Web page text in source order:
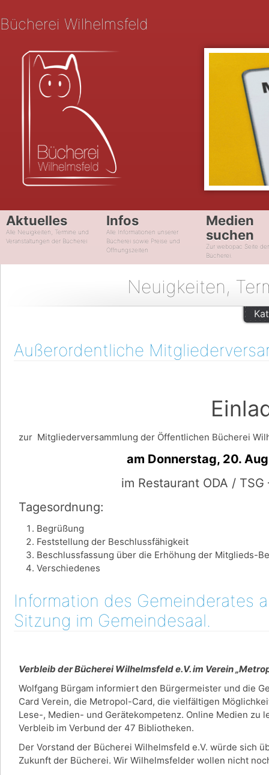
Bücherei Wilhelmsfeld
Aktuelles
Alle Neuigkeiten, Termine und
Veranstaltungen der Bücherei
Infos
Alle Informationen unserer
Bücherei sowie Preise und
Öffnungszeiten
Medien
suchen
Zur webopac Seite der
Bücherei.
Neuigkeiten,
Außerordentliche
zur Mitgliederversammlung der Öffentlichen Bücherei
am Donnerstag, 20. August
im Restaurant ODA /
Tagesordnung:
Begrüßung
Feststellung der Beschlussfähigkeit
Beschlussfassung über die Erhöhung der Mitglieds-
Verschiedenes
Information des Gemeinderates
Sitzung im Gemeindesaal.
Verbleib der Bücherei Wilhelmsfeld e.V. im Verein
Wolfgang Bürgam informiert den Bürgermeister und die
Card Verein, die Metropol-Card, die vielfältigen
Lese-, Medien- und Gerätekompetenz. Online Medien
Verbleib im Verbund der 47 Bibliotheken.
Der Vorstand der Bücherei Wilhelmsfeld e.V. würde sich
Zukunft der Bücherei. Wir Wilhelmsfelder wollen nicht